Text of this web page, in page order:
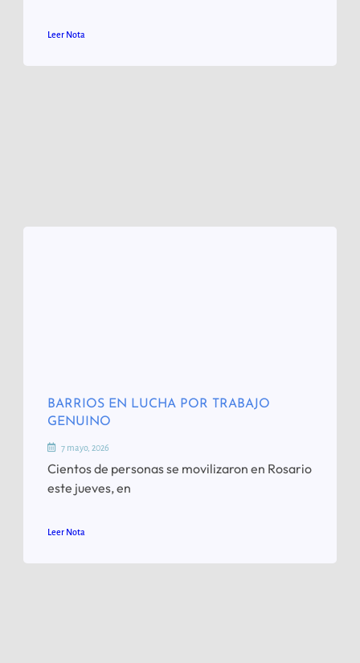
Leer Nota
BARRIOS EN LUCHA POR TRABAJO
GENUINO
7 mayo, 2026
Cientos de personas se movilizaron en Rosario
este jueves, en
Leer Nota